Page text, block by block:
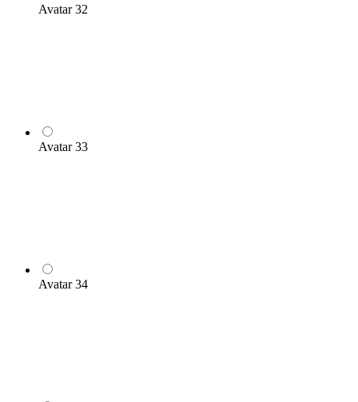
Avatar 32
Avatar 33
Avatar 34